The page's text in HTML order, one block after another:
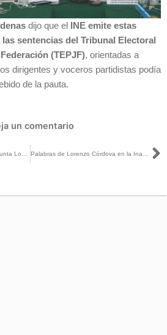
dijo que el
INE emite estas
sentencias del Tribunal Electoral
(TEPJF), orientadas a
dirigentes y voceros partidistas podía
de la pauta.
un comentario